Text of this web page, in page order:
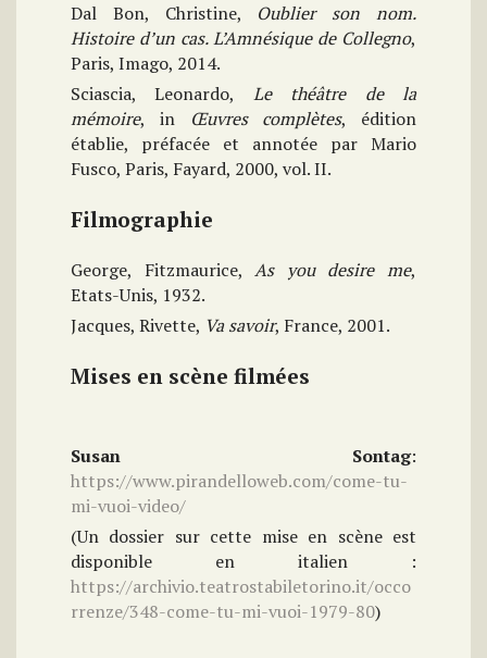
Dal Bon, Christine, Oublier son nom.
Histoire d’un cas. L’Amnésique de Collegno,
Paris, Imago, 2014.
Sciascia, Leonardo, Le théâtre de la
mémoire, in Œuvres complètes, édition
établie, préfacée et annotée par Mario
Fusco, Paris, Fayard, 2000, vol. II.
Filmographie
George, Fitzmaurice,As you desire me,
Etats-Unis, 1932.
Jacques, Rivette, Va savoir, France, 2001.
Mises en scène filmées
Susan Sontag:
https://www.pirandelloweb.com/come-tu-
mi-vuoi-video/
(Un dossier sur cette mise en scène est
disponible en italien :
https://archivio.teatrostabiletorino.it/occo
rrenze/348-come-tu-mi-vuoi-1979-80)